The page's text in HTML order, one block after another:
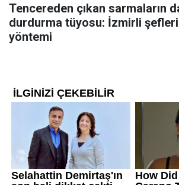
Tencereden çıkan sarmaların
durdurma tüyosu: İzmirli
yöntemi